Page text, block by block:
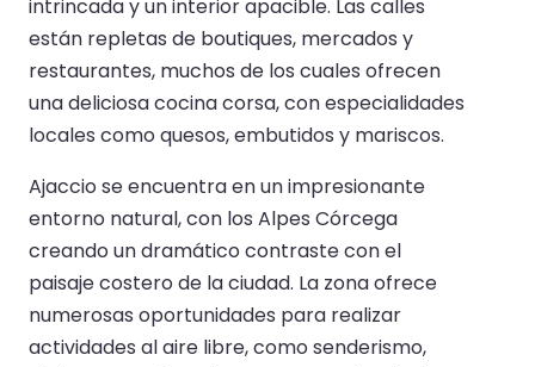
intrincada y un interior apacible. Las calles
están repletas de boutiques, mercados y
restaurantes, muchos de los cuales ofrecen
una deliciosa cocina corsa, con especialidades
locales como quesos, embutidos y mariscos.
Ajaccio se encuentra en un impresionante
entorno natural, con los Alpes Córcega
creando un dramático contraste con el
paisaje costero de la ciudad. La zona ofrece
numerosas oportunidades para realizar
actividades al aire libre, como senderismo,